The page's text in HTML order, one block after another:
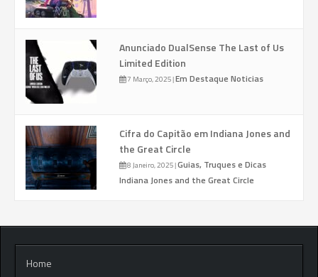
Anunciado DualSense The Last of Us
Limited Edition
7 Março, 2025|Em Destaque Noticias
Cifra do Capitão em Indiana Jones and
the Great Circle
8 Janeiro, 2025|Guias, Truques e Dicas
Indiana Jones and the Great Circle
Home